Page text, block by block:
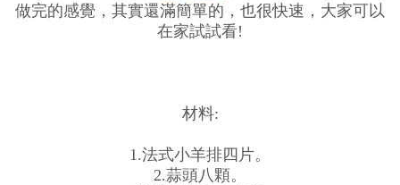
做完的感覺，其實還滿簡單的，也很快速，大家可以
在家試試看!
材料:
1.法式小羊排四片。
2.蒜頭八顆。